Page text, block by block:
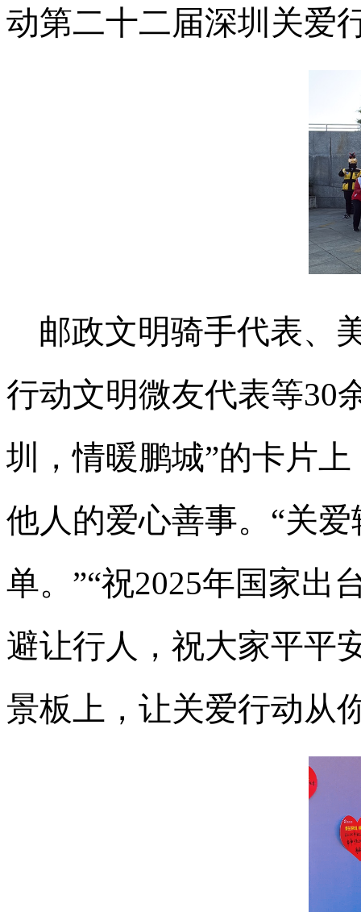
动第二十二届深圳关爱
邮政文明骑手代表、
行动文明微友代表等30
圳，情暖鹏城”的卡片
他人的爱心善事。“关
单。”“祝2025年国家出
避让行人，祝大家平平
景板上，让关爱行动从